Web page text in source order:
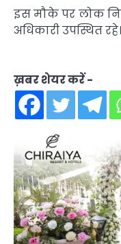
इस मौके पर लोक
अधिकारी उपस्थित रहे।
ख़बर शेयर करें -